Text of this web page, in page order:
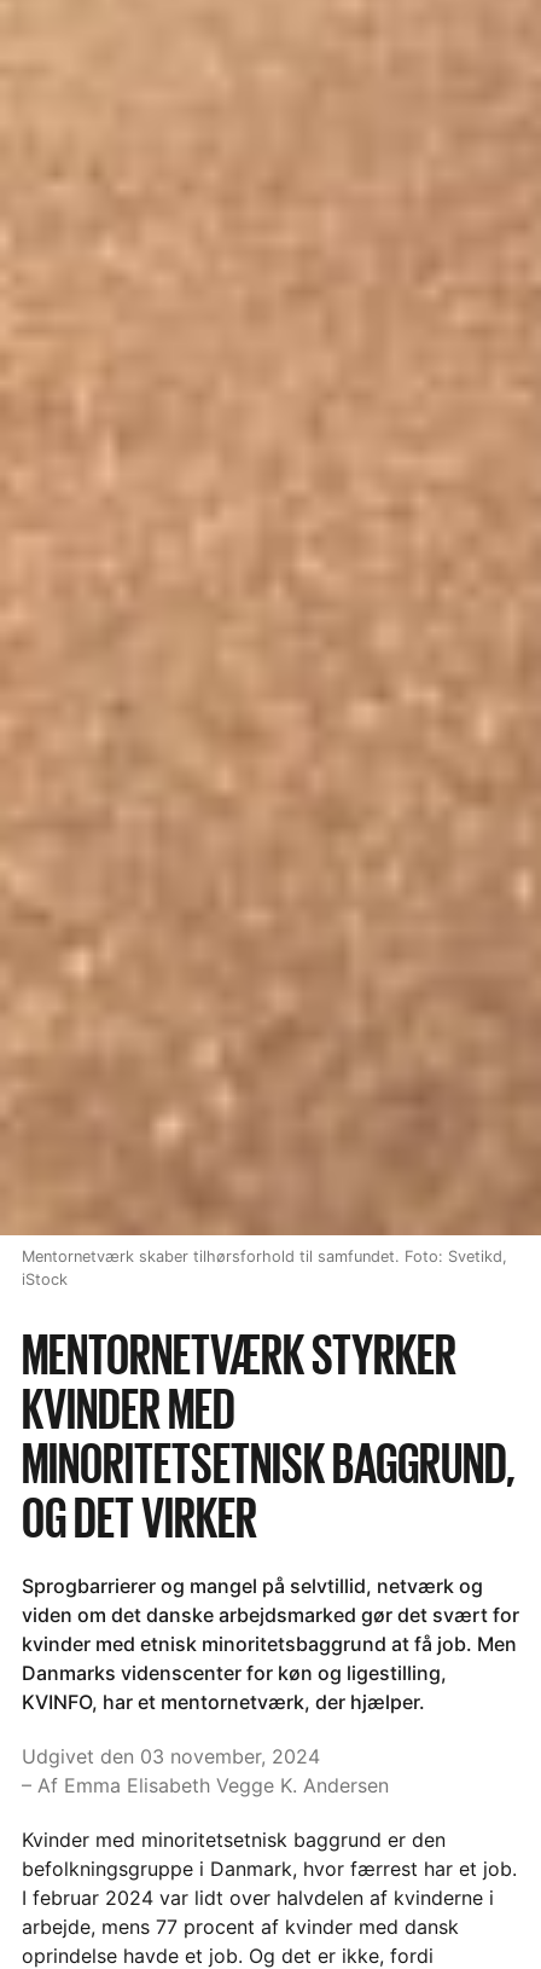
Mentornetværk skaber tilhørsforhold til samfundet. Foto: Svetikd,
iStock
MENTORNETVÆRK STYRKER
KVINDER MED
MINORITETSETNISK BAGGRUND,
OG DET VIRKER
Sprogbarrierer og mangel på selvtillid, netværk og
viden om det danske arbejdsmarked gør det svært for
kvinder med etnisk minoritetsbaggrund at få job. Men
Danmarks videnscenter for køn og ligestilling,
KVINFO, har et mentornetværk, der hjælper.
Udgivet den 03 november, 2024
– Af Emma Elisabeth Vegge K. Andersen
Kvinder med minoritetsetnisk baggrund er den
befolkningsgruppe i Danmark, hvor færrest har et job.
I februar 2024 var lidt over halvdelen af kvinderne i
arbejde, mens 77 procent af kvinder med dansk
oprindelse havde et job. Og det er ikke, fordi